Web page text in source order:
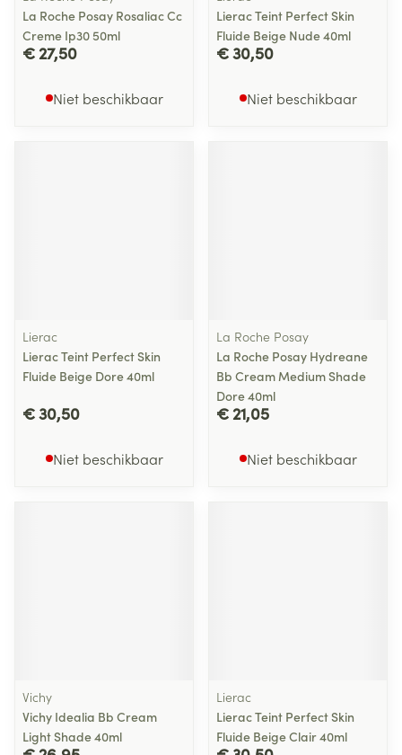
La Roche Posay Rosaliac Cc
Creme Ip30 50ml
€ 27,50
Niet beschikbaar
Lierac Teint Perfect Skin
Fluide Beige Nude 40ml
€ 30,50
Niet beschikbaar
Lierac
Lierac Teint Perfect Skin
Fluide Beige Dore 40ml
€ 30,50
Niet beschikbaar
La Roche Posay
La Roche Posay Hydreane
Bb Cream Medium Shade
Dore 40ml
€ 21,05
Niet beschikbaar
Vichy
Vichy Idealia Bb Cream
Light Shade 40ml
Lierac
Lierac Teint Perfect Skin
Fluide Beige Clair 40ml